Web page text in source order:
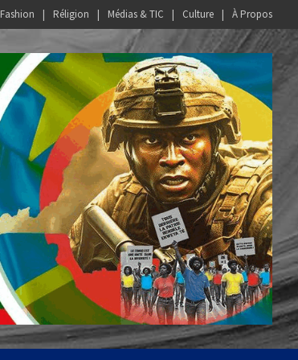
Fashion Réligion Médias & TIC Culture À Propos